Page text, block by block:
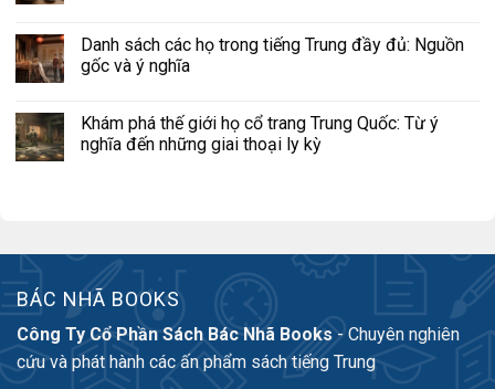
Danh sách các họ trong tiếng Trung đầy đủ: Nguồn
gốc và ý nghĩa
Khám phá thế giới họ cổ trang Trung Quốc: Từ ý
nghĩa đến những giai thoại ly kỳ
BÁC NHÃ BOOKS
Công Ty Cổ Phần Sách Bác Nhã Books - Chuyên nghiên
cứu và phát hành các ấn phẩm sách tiếng Trung